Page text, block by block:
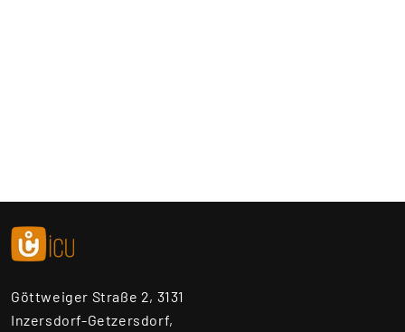
Göttweiger Straße 2, 3131
Inzersdorf-Getzersdorf,